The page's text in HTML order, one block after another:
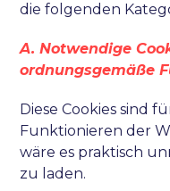
die folgenden
A. Notwendige
ordnungsgemäße
Diese Cookies sind
Funktionieren der
wäre es praktisch
zu laden.